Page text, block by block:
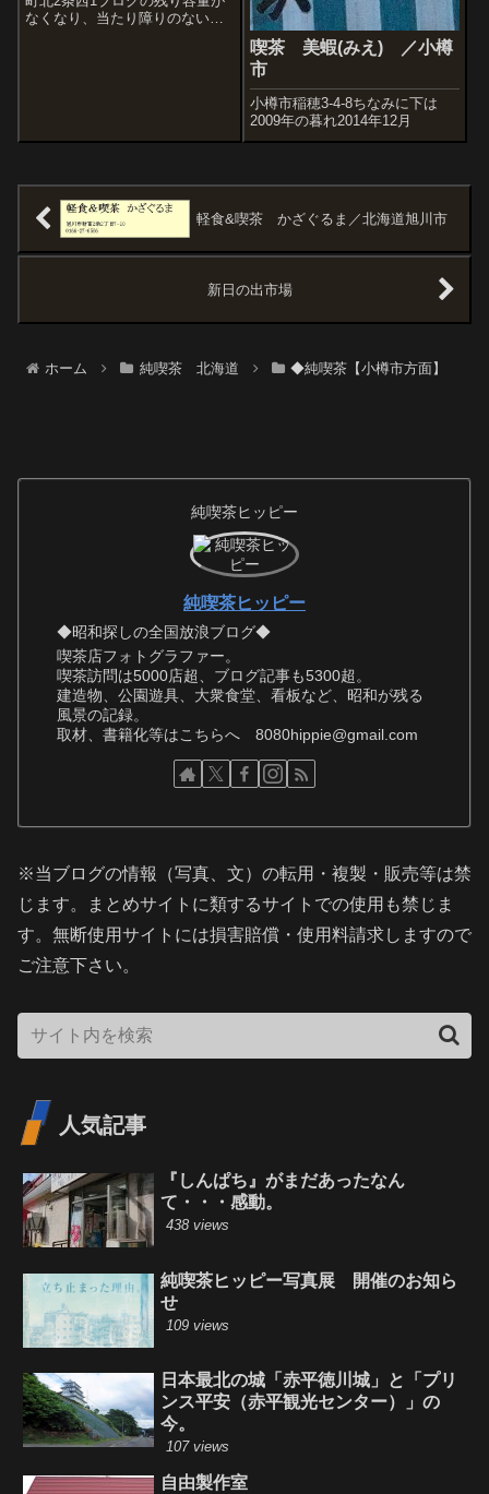
なくなり、当たり障りのない過
喫茶 美蝦(みえ) ／小樽
市
小樽市稲穂3-4-8ちなみに下は
2009年の暮れ2014年12月
軽食&喫茶 かざぐるま／北海道旭川市
新日の出市場
ホーム 純喫茶 北海道 ◆純喫茶【小樽市方面】
純喫茶ヒッピー
純喫茶ヒッピー
◆昭和探しの全国放浪ブログ◆
喫茶店フォトグラファー。
喫茶訪問は5000店超、ブログ記事も5300超。
建造物、公園遊具、大衆食堂、看板など、昭和が残る
風景の記録。
取材、書籍化等はこちらへ 8080hippie@gmail.com
※当ブログの情報（写真、文）の転用・複製・販売等は禁
じます。まとめサイトに類するサイトでの使用も禁じま
す。無断使用サイトには損害賠償・使用料請求しますので
ご注意下さい。
人気記事
『しんぱち』がまだあったなん
て・・・感動。
438 views
純喫茶ヒッピー写真展 開催のお知ら
せ
109 views
日本最北の城「赤平徳川城」と「プリ
ンス平安（赤平観光センター）」の
今。
107 views
自由製作室